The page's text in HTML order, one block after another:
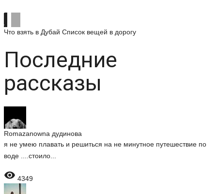
Что взять в Дубай Список вещей в дорогу
Последние
рассказы
Romazanowna дудинова
я не умею плавать и решиться на не минутное путешествие по
воде ....стоило...
 4349